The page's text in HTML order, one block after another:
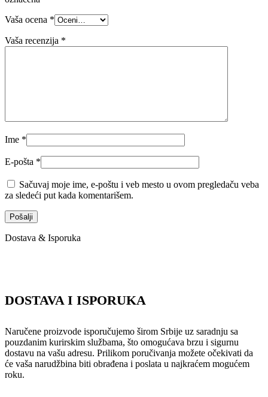
Vaša ocena *
Vaša recenzija *
Ime *
E-pošta *
Sačuvaj moje ime, e-poštu i veb mesto u ovom pregledaču veba
za sledeći put kada komentarišem.
Dostava & Isporuka
DOSTAVA I ISPORUKA
Naručene proizvode isporučujemo širom Srbije uz saradnju sa
pouzdanim kurirskim službama, što omogućava brzu i sigurnu
dostavu na vašu adresu. Prilikom poručivanja možete očekivati da
će vaša narudžbina biti obrađena i poslata u najkraćem mogućem
roku.